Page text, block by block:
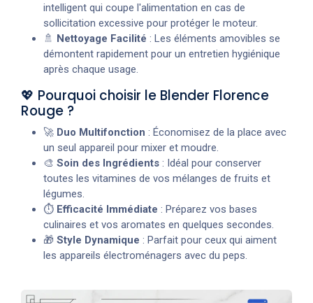
intelligent qui coupe l'alimentation en cas de
sollicitation excessive pour protéger le moteur.
🚿 Nettoyage Facilité : Les éléments amovibles se
démontent rapidement pour un entretien hygiénique
après chaque usage.
💖 Pourquoi choisir le Blender Florence
Rouge ?
🚀 Duo Multifonction : Économisez de la place avec
un seul appareil pour mixer et moudre.
🎨 Soin des Ingrédients : Idéal pour conserver
toutes les vitamines de vos mélanges de fruits et
légumes.
⏱️ Efficacité Immédiate : Préparez vos bases
culinaires et vos aromates en quelques secondes.
🎁 Style Dynamique : Parfait pour ceux qui aiment
les appareils électroménagers avec du peps.